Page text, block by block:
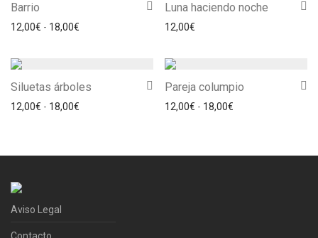
Barrio
12,00€ - 18,00€ Rango de precios: desde 12,00€ hasta 18,00€
Luna haciendo noche
12,00€
Siluetas árboles
12,00€ - 18,00€ Rango de precios: desde 12,00€ hasta 18,00€
Pareja columpio
12,00€ - 18,00€
Aviso Legal
Contacto